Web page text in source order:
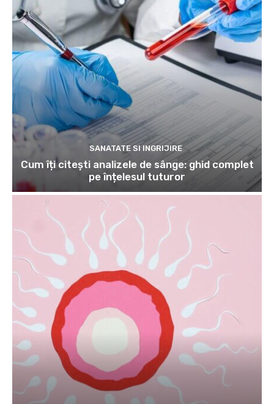
SANATATE SI INGRIJIRE
Cum îți citești analizele de sânge: ghid complet
pe înțelesul tuturor